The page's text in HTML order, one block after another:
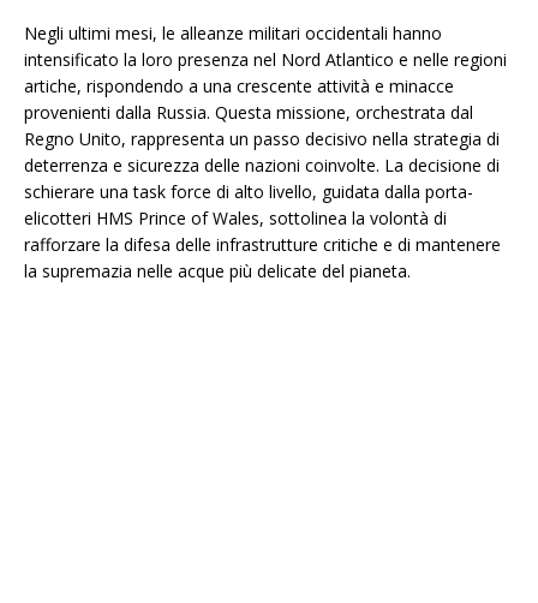
Negli ultimi mesi, le alleanze militari occidentali hanno
intensificato la loro presenza nel Nord Atlantico e nelle regioni
artiche, rispondendo a una crescente attività e minacce
provenienti dalla Russia. Questa missione, orchestrata dal
Regno Unito, rappresenta un passo decisivo nella strategia di
deterrenza e sicurezza delle nazioni coinvolte. La decisione di
schierare una task force di alto livello, guidata dalla porta-
elicotteri HMS Prince of Wales, sottolinea la volontà di
rafforzare la difesa delle infrastrutture critiche e di mantenere
la supremazia nelle acque più delicate del pianeta.